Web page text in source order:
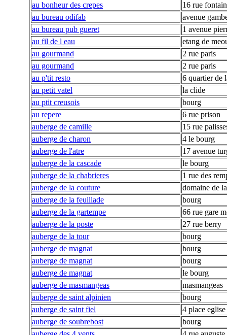
au bonheur des crepes
16 rue
au bureau odifab
avenue
au bureau pub gueret
1 avenue
au fil de l eau
etang de
au gourmand
2 rue paris
au gourmand
2 rue paris
au p'tit resto
6 quartier de
au petit vatel
la clide
au ptit creusois
bourg
au repere
6 rue prison
auberge de camille
15 rue
auberge de charon
4 le bourg
auberge de l'atre
17 avenue
auberge de la cascade
le bourg
auberge de la chabrieres
1 rue des
auberge de la couture
domaine de
auberge de la feuillade
bourg
auberge de la gartempe
66 rue gare
auberge de la poste
27 rue berry
auberge de la tour
bourg
auberge de magnat
bourg
auberge de magnat
bourg
auberge de magnat
le bourg
auberge de masmangeas
masmangeas
auberge de saint alpinien
bourg
auberge de saint fiel
4 place eglise
auberge de soubrebost
bourg